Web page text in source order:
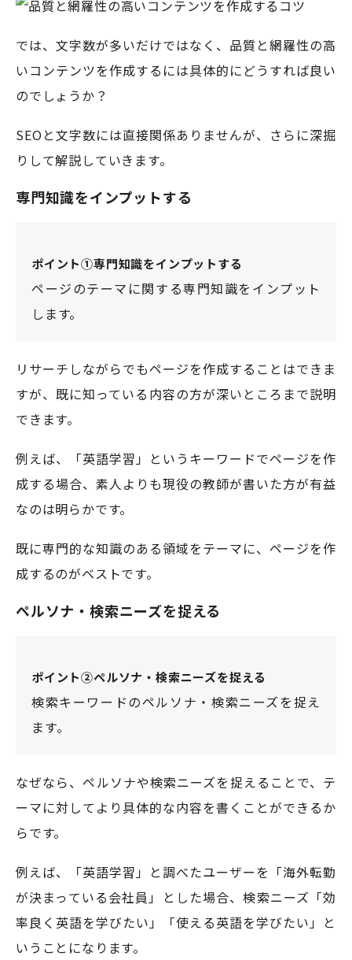
では、文字数が多いだけではなく、品質と網羅性の高
いコンテンツを作成するには具体的にどうすれば良い
のでしょうか？
SEOと文字数には直接関係ありませんが、さらに深掘
りして解説していきます。
専門知識をインプットする
ポイント①専門知識をインプットする
ページのテーマに関する専門知識をインプット
します。
リサーチしながらでもページを作成することはできま
すが、既に知っている内容の方が深いところまで説明
できます。
例えば、「英語学習」というキーワードでページを作
成する場合、素人よりも現役の教師が書いた方が有益
なのは明らかです。
既に専門的な知識のある領域をテーマに、ページを作
成するのがベストです。
ペルソナ・検索ニーズを捉える
ポイント②ペルソナ・検索ニーズを捉える
検索キーワードのペルソナ・検索ニーズを捉え
ます。
なぜなら、ペルソナや検索ニーズを捉えることで、テ
ーマに対してより具体的な内容を書くことができるか
らです。
例えば、「英語学習」と調べたユーザーを「海外転勤
が決まっている会社員」とした場合、検索ニーズ「効
率良く英語を学びたい」「使える英語を学びたい」と
いうことになります。